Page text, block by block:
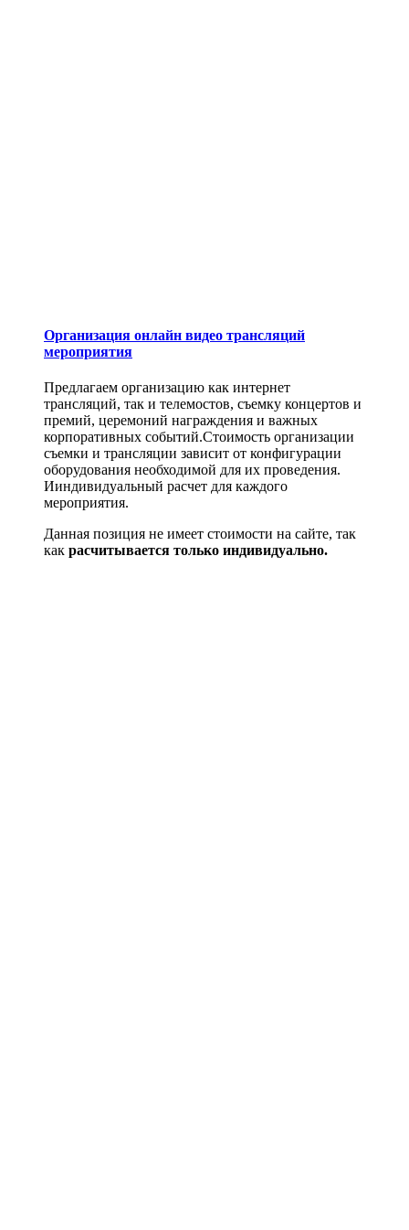
Организация онлайн видео трансляций
мероприятия
Предлагаем организацию как интернет
трансляций, так и телемостов, съемку концертов и
премий, церемоний награждения и важных
корпоративных событий.Стоимость организации
съемки и трансляции зависит от конфигурации
оборудования необходимой для их проведения.
Ииндивидуальный расчет для каждого
мероприятия.
Данная позиция не имеет стоимости на сайте, так
как расчитывается только индивидуально.